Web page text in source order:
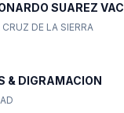
SUAREZ
DE LA SIERRA
& DIGRAMACION